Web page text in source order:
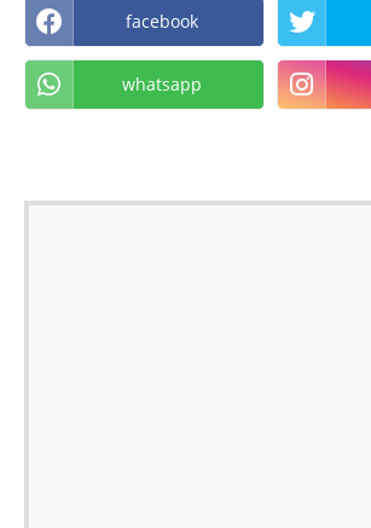
facebook
whatsapp